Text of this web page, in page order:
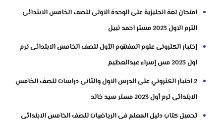
امتحان لغة انجليزية على الوحدة الاولى للصف الخامس الابتدائى
الترم الاول 2023 مستر احمد نبيل
إختبار الكترونى علوم المفهوم الأول للصف الخامس الابتدائى ترم
اول 2023 مس إسراء عبدالعظيم
2 اختبار الكتروني على الدرس الاول والثانى دراسات للصف الخامس
الابتدائى ترم أول 2023 مستر سيد خالد
تحميل كتاب دليل المعلم فى الرياضيات للصف الخامس الابتدائى